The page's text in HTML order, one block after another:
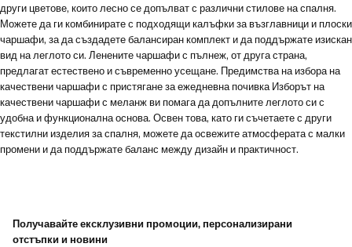
други цветове, които лесно се допълват с различни стилове на спалня.
Можете да ги комбинирате с подходящи калъфки за възглавници и плоски
чаршафи, за да създадете балансиран комплект и да поддържате изискан
вид на леглото си. Ленените чаршафи с пълнеж, от друга страна,
предлагат естествено и съвременно усещане. Предимства на избора на
качествени чаршафи с пристягане за ежедневна почивка Изборът на
качествени чаршафи с меланж ви помага да допълните леглото си с
удобна и функционална основа. Освен това, като ги съчетаете с други
текстилни изделия за спалня, можете да освежите атмосферата с малки
промени и да поддържате баланс между дизайн и практичност.
Получавайте ексклузивни промоции, персонализирани
отстъпки и новини